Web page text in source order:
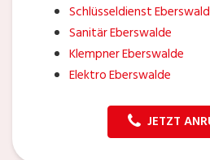
Schlüsseldienst
Sanitär Eberswalde
Klempner Eberswalde
Elektro Eberswalde
JETZT